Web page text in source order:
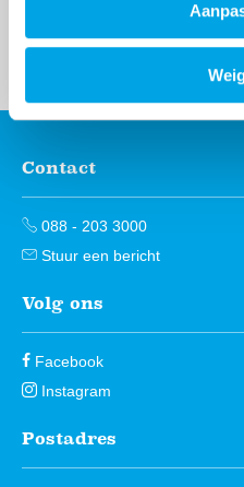
Contact
088 - 203 3000
Stuur een bericht
Volg ons
Facebook
Instagram
Postadres